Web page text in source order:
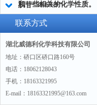
和一些相关的化学性质。
肌苷“58-63-9“
联系方式
湖北威德利化学科技有限公司
地址：硚口区硚口路160号
电话：18062128043
手机：18163321995
E-mail：18163321995@163.com